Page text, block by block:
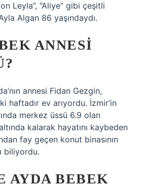
Leyla”, “Aliye” gibi çeşitli
Algan 86 yaşındaydı.
ANNESI
annesi Fidan Gezgin,
haftadır ev arıyordu. İzmir’in
merkez üssü 6.9 olan
kalarak hayatını kaybeden
fay geçen konut binasının
biliyordu.
AYDA BEBEK